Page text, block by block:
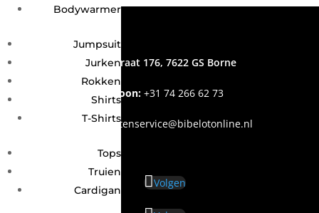
Bodywarmer
Jumpsuit
Jurken
Rokken
Shirts
T-Shirts
Tops
Truien
Cardigan
Grotestraat 176, 7622 GS Borne
Telefoon: +31 74 266 62 73
Email:klantenservice@bibelotonline.nl
Volgen